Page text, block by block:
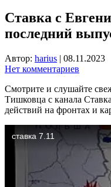
Ставка с
последний
Автор: harius | 08.11.2023
Нет комментариев
Смотрите и слушайте
Тишковца с канала
действий на фронтах и